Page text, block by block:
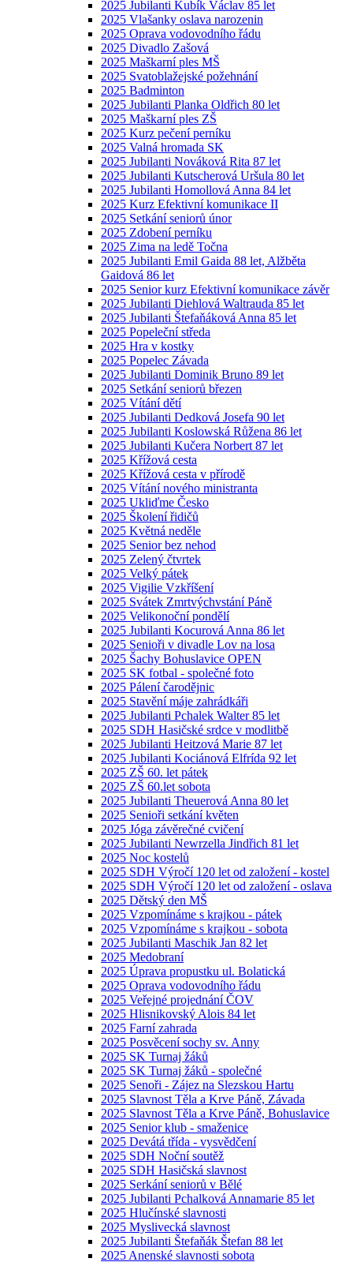
2025 Jubilanti Kubík Václav 85 let
2025 Vlašanky oslava narozenin
2025 Oprava vodovodního řádu
2025 Divadlo Zašová
2025 Maškarní ples MŠ
2025 Svatoblažejské požehnání
2025 Badminton
2025 Jubilanti Planka Oldřich 80 let
2025 Maškarní ples ZŠ
2025 Kurz pečení perníku
2025 Valná hromada SK
2025 Jubilanti Nováková Rita 87 let
2025 Jubilanti Kutscherová Uršula 80 let
2025 Jubilanti Homollová Anna 84 let
2025 Kurz Efektivní komunikace II
2025 Setkání seniorů únor
2025 Zdobení perníku
2025 Zima na ledě Točna
2025 Jubilanti Emil Gaida 88 let, Alžběta
Gaidová 86 let
2025 Senior kurz Efektivní komunikace závěr
2025 Jubilanti Diehlová Waltrauda 85 let
2025 Jubilanti Štefaňáková Anna 85 let
2025 Popeleční středa
2025 Hra v kostky
2025 Popelec Závada
2025 Jubilanti Dominik Bruno 89 let
2025 Setkání seniorů březen
2025 Vítání dětí
2025 Jubilanti Dedková Josefa 90 let
2025 Jubilanti Koslowská Růžena 86 let
2025 Jubilanti Kučera Norbert 87 let
2025 Křížová cesta
2025 Křížová cesta v přírodě
2025 Vítání nového ministranta
2025 Ukliďme Česko
2025 Školení řidičů
2025 Květná neděle
2025 Senior bez nehod
2025 Zelený čtvrtek
2025 Velký pátek
2025 Vigilie Vzkříšení
2025 Svátek Zmrtvýchvstání Páně
2025 Velikonoční pondělí
2025 Jubilanti Kocurová Anna 86 let
2025 Senioři v divadle Lov na losa
2025 Šachy Bohuslavice OPEN
2025 SK fotbal - společné foto
2025 Pálení čarodějnic
2025 Stavění máje zahrádkáři
2025 Jubilanti Pchalek Walter 85 let
2025 SDH Hasičské srdce v modlitbě
2025 Jubilanti Heitzová Marie 87 let
2025 Jubilanti Kociánová Elfrída 92 let
2025 ZŠ 60. let pátek
2025 ZŠ 60.let sobota
2025 Jubilanti Theuerová Anna 80 let
2025 Senioři setkání květen
2025 Jóga závěrečné cvičení
2025 Jubilanti Newrzella Jindřich 81 let
2025 Noc kostelů
2025 SDH Výročí 120 let od založení - kostel
2025 SDH Výročí 120 let od založení - oslava
2025 Dětský den MŠ
2025 Vzpomínáme s krajkou - pátek
2025 Vzpomínáme s krajkou - sobota
2025 Jubilanti Maschik Jan 82 let
2025 Medobraní
2025 Úprava propustku ul. Bolatická
2025 Oprava vodovodního řádu
2025 Veřejné projednání ČOV
2025 Hlisnikovský Alois 84 let
2025 Farní zahrada
2025 Posvěcení sochy sv. Anny
2025 SK Turnaj žáků
2025 SK Turnaj žáků - společné
2025 Senoři - Zájez na Slezskou Hartu
2025 Slavnost Těla a Krve Páně, Závada
2025 Slavnost Těla a Krve Páně, Bohuslavice
2025 Senior klub - smaženice
2025 Devátá třída - vysvědčení
2025 SDH Noční soutěž
2025 SDH Hasičská slavnost
2025 Serkání seniorů v Bělé
2025 Jubilanti Pchalková Annamarie 85 let
2025 Hlučínské slavnosti
2025 Myslivecká slavnost
2025 Jubilanti Štefaňák Štefan 88 let
2025 Anenské slavnosti sobota